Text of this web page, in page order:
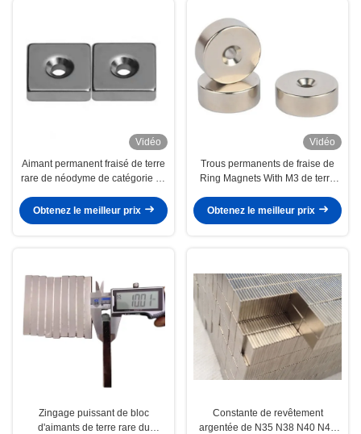
Vidéo
Aimant permanent fraisé de terre
rare de néodyme de catégorie du
Obtenez le meilleur prix
Vidéo
Trous permanents de fraise de
Ring Magnets With M3 de terre
Obtenez le meilleur prix
Zingage puissant de bloc
d'aimants de terre rare du
Constante de revêtement
argentée de N35 N38 N40 N42